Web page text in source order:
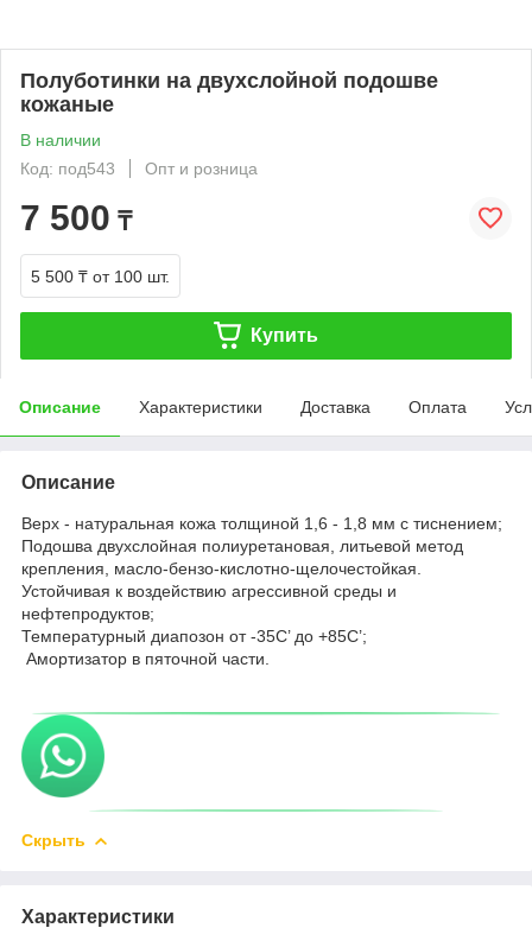
Полуботинки на двухслойной подошве
кожаные
В наличии
Код: под543
Опт и розница
7 500 ₸
5 500 ₸ от 100 шт.
Купить
Описание Характеристики Доставка Оплата
Описание
Верх - натуральная кожа толщиной 1,6 - 1,8 мм с тиснением;
Подошва двухслойная полиуретановая, литьевой метод
крепления, масло-бензо-кислотно-щелочестойкая.
Устойчивая к воздействию агрессивной среды и
нефтепродуктов;
Температурный диапозон от -35С’ до +85С’;
Амортизатор в пяточной части.
Скрыть
Характеристики